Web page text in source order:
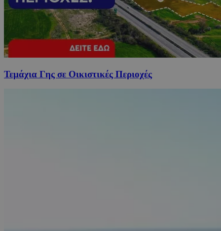
Τεμάχια Γης σε Οικιστικές Περιοχές